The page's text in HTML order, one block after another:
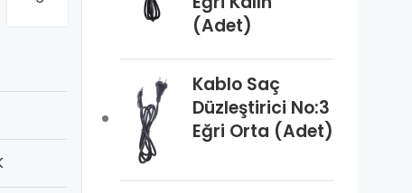
(Adet)
Kablo Saç
Düzleştirici No:3
Eğri Orta (Adet)